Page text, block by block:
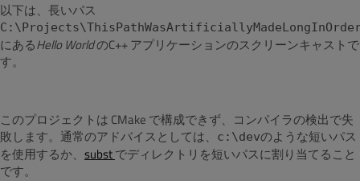
以下は、長いパス
にあるHello WorldのC++ アプリケーションのスクリーンキャストで
す。
このプロジェクトは CMake で構成できず、コンパイラの検出で失
敗します。通常のアドバイスとしては、
c:\devのような短いパス
を使用するか、 substでディレクトリを短いパスに割り当てること
です。